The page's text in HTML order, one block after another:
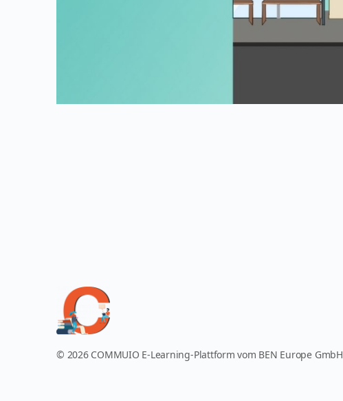
© 2026 COMMUIO E-Learning-Plattform vom BEN Europe GmbH